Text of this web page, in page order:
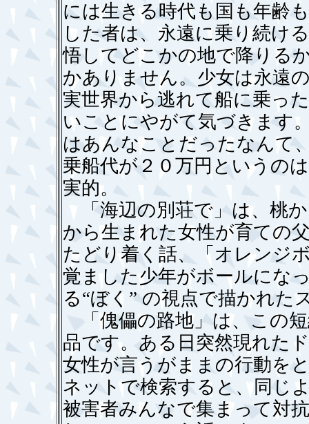
には生きる時代も国も年齢
した者は、永遠に乗り続け
悟してどこかの地で降りる
かありません。少女は永遠
実世界から逃れて船に乗っ
いことにやがて気づきます
はあんなことだったなんて
乗船代が２０万円というの
実的。
「海辺の別荘で」は、桃
から生まれた女性が育ての
たどり着く話、「オレンジ
覚ました少年がボールにな
る“ぼく” の視点で描かれた
「傀儡の路地」は、この
品です。ある日突然現れた
女性が言うがままの行動を
ネットで検索すると、同じ
被害者みんなで集まって対